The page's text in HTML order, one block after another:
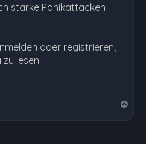
starke Panikattacken
oder registrieren,
lesen.